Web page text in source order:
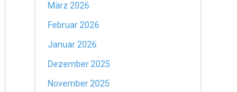
März 2026
Februar 2026
Januar 2026
Dezember 2025
November 2025